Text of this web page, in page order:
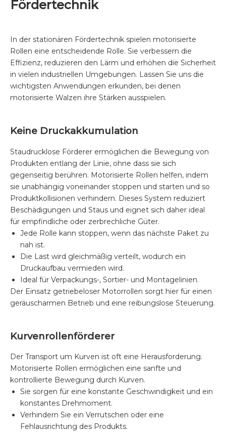
Fördertechnik
In der stationären Fördertechnik spielen motorisierte
Rollen eine entscheidende Rolle. Sie verbessern die
Effizienz, reduzieren den Lärm und erhöhen die Sicherheit
in vielen industriellen Umgebungen. Lassen Sie uns die
wichtigsten Anwendungen erkunden, bei denen
motorisierte Walzen ihre Stärken ausspielen.
Keine Druckakkumulation
Staudrucklose Förderer ermöglichen die Bewegung von
Produkten entlang der Linie, ohne dass sie sich
gegenseitig berühren. Motorisierte Rollen helfen, indem
sie unabhängig voneinander stoppen und starten und so
Produktkollisionen verhindern. Dieses System reduziert
Beschädigungen und Staus und eignet sich daher ideal
für empfindliche oder zerbrechliche Güter.
Jede Rolle kann stoppen, wenn das nächste Paket zu
nah ist.
Die Last wird gleichmäßig verteilt, wodurch ein
Druckaufbau vermieden wird.
Ideal für Verpackungs-, Sortier- und Montagelinien.
Der Einsatz getriebeloser Motorrollen sorgt hier für einen
geräuscharmen Betrieb und eine reibungslose Steuerung.
Kurvenrollenförderer
Der Transport um Kurven ist oft eine Herausforderung.
Motorisierte Rollen ermöglichen eine sanfte und
kontrollierte Bewegung durch Kurven.
Sie sorgen für eine konstante Geschwindigkeit und ein
konstantes Drehmoment.
Verhindern Sie ein Verrutschen oder eine
Fehlausrichtung des Produkts.